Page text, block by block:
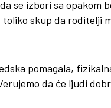
se izbori sa opakom
skup da roditelji
pomagala,
da će ljudi